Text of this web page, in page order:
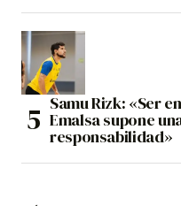
Samu Rizk: «Ser
Emalsa supone
responsabilidad»